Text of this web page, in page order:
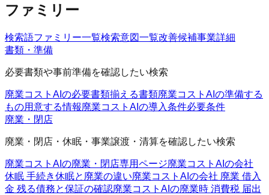
ファミリー
検索語ファミリー一覧検索意図一覧改善候補事業詳細
書類・準備
必要書類や事前準備を確認したい検索
廃業コストAIの必要書類揃える書類廃業コストAIの準備する
もの用意する情報廃業コストAIの導入条件必要条件
廃業・閉店
廃業・閉店・休眠・事業譲渡・清算を確認したい検索
廃業コストAIの廃業・閉店専用ページ廃業コストAIの会社
休眠 手続き休眠と廃業の違い廃業コストAIの会社 廃業 借入
金 残る債務と保証の確認廃業コストAIの廃業時 消費税 届出